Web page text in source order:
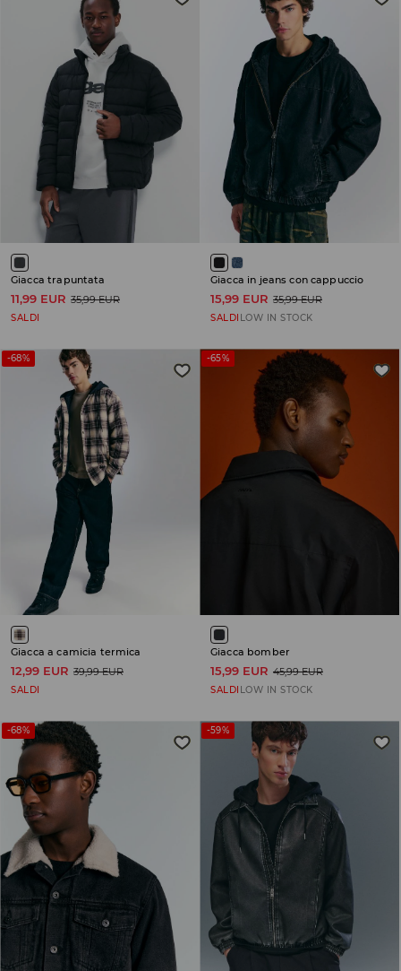
Giacca trapuntata
11,99 EUR 35,99 EUR
SALDI
Giacca in jeans con cappuccio
15,99 EUR 35,99 EUR
SALDI LOW IN STOCK
-68%
Giacca a camicia termica
12,99 EUR 39,99 EUR
SALDI
-65%
Giacca bomber
15,99 EUR 45,99 EUR
SALDI LOW IN STOCK
-68% -59%